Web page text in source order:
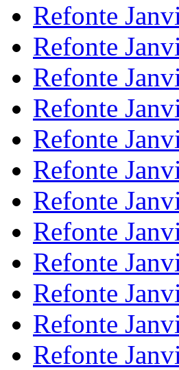
Refonte
Refonte
Refonte
Refonte
Refonte
Refonte
Refonte
Refonte
Refonte
Refonte
Refonte
Refonte